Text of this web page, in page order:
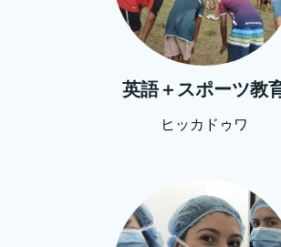
英語＋スポーツ教
ヒッカドゥワ